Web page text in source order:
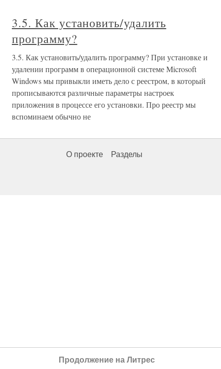
3.5. Как установить/удалить
программу?
3.5. Как установить/удалить программу? При установке и
удалении программ в операционной системе Microsoft
Windows мы привыкли иметь дело с реестром, в который
прописываются различные параметры настроек
приложения в процессе его установки. Про реестр мы
вспоминаем обычно не
О проекте Разделы
Продолжение на Литрес